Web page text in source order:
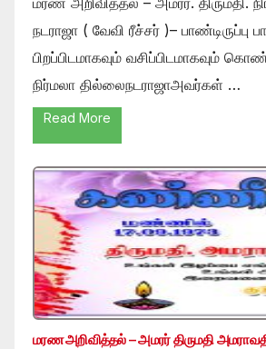
நடராஜா ( வேவி ரீச்சர் )– பாண்டிருப்பு
பிறப்பிடமாகவும் வசிப்பிடமாகவும்
நிர்மலா தில்லைநடராஜாஅவர்கள் …
Read More
மரண அறிவித்தல் – அமரர் திருமதி